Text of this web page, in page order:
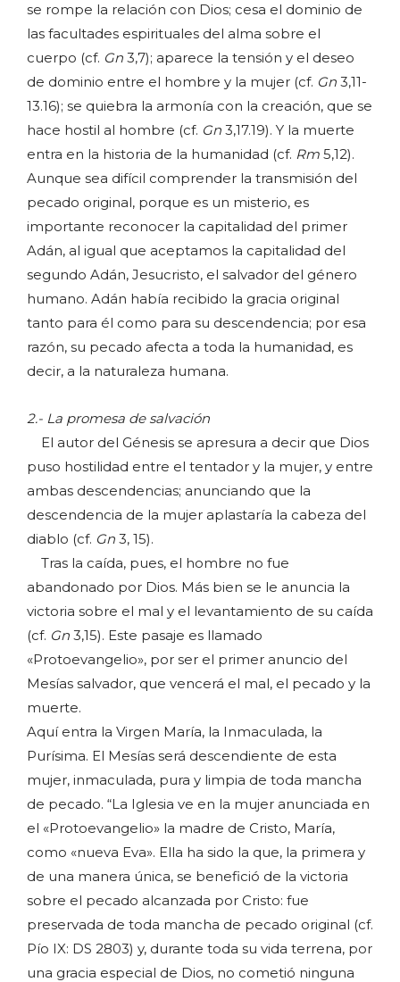
se rompe la relación con Dios; cesa el dominio de
las facultades espirituales del alma sobre el
cuerpo (cf. Gn 3,7); aparece la tensión y el deseo
de dominio entre el hombre y la mujer (cf. Gn 3,11-
13.16); se quiebra la armonía con la creación, que se
hace hostil al hombre (cf. Gn 3,17.19). Y la muerte
entra en la historia de la humanidad (cf. Rm 5,12).
Aunque sea difícil comprender la transmisión del
pecado original, porque es un misterio, es
importante reconocer la capitalidad del primer
Adán, al igual que aceptamos la capitalidad del
segundo Adán, Jesucristo, el salvador del género
humano. Adán había recibido la gracia original
tanto para él como para su descendencia; por esa
razón, su pecado afecta a toda la humanidad, es
decir, a la naturaleza humana.
2.- La promesa de salvación
El autor del Génesis se apresura a decir que Dios
puso hostilidad entre el tentador y la mujer, y entre
ambas descendencias; anunciando que la
descendencia de la mujer aplastaría la cabeza del
diablo (cf. Gn 3, 15).
Tras la caída, pues, el hombre no fue
abandonado por Dios. Más bien se le anuncia la
victoria sobre el mal y el levantamiento de su caída
(cf. Gn 3,15). Este pasaje es llamado
«Protoevangelio», por ser el primer anuncio del
Mesías salvador, que vencerá el mal, el pecado y la
muerte.
Aquí entra la Virgen María, la Inmaculada, la
Purísima. El Mesías será descendiente de esta
mujer, inmaculada, pura y limpia de toda mancha
de pecado. “La Iglesia ve en la mujer anunciada en
el «Protoevangelio» la madre de Cristo, María,
como «nueva Eva». Ella ha sido la que, la primera y
de una manera única, se benefició de la victoria
sobre el pecado alcanzada por Cristo: fue
preservada de toda mancha de pecado original (cf.
Pío IX: DS 2803) y, durante toda su vida terrena, por
una gracia especial de Dios, no cometió ninguna